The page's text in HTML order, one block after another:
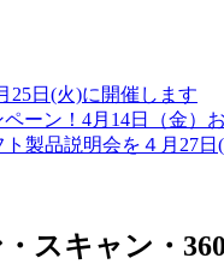
25日(火)に開催します
ーン！4月14日（金）
製品説明会を４月27日
スキャン・